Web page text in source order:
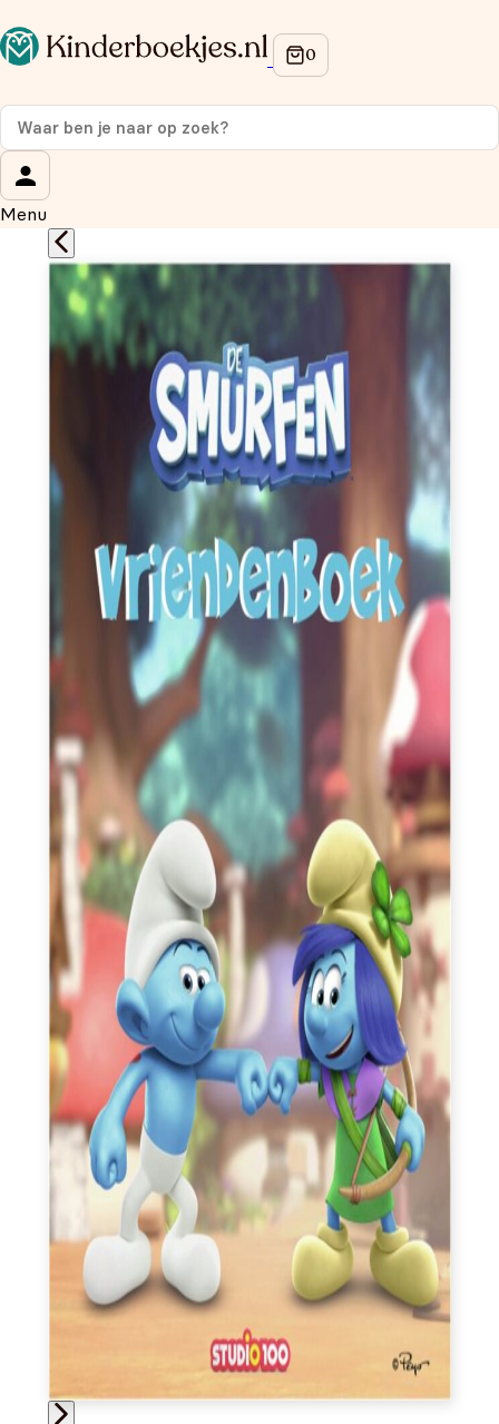
Menu
Op de hoogte blijven van onze acties?
Meld je aan voor onze nieuwsbrief en ontvang
korting
Wat is je voornaam?
Wat is je e-mailadres?*
Aanmelden
We gebruiken je gegevens om contact op te nemen, in
overeenstemming met ons privacybeleid.